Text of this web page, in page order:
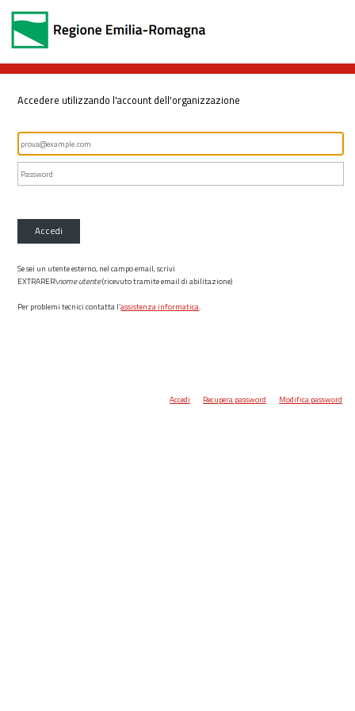
Accedere utilizzando l'account dell'organizzazione
Accedi
Se sei un utente esterno, nel campo email, scrivi
EXTRARER\nome utente(ricevuto tramite email di abilitazione)
Per problemi tecnici contatta l’assistenza informatica.
Accedi Recupera password Modifica password